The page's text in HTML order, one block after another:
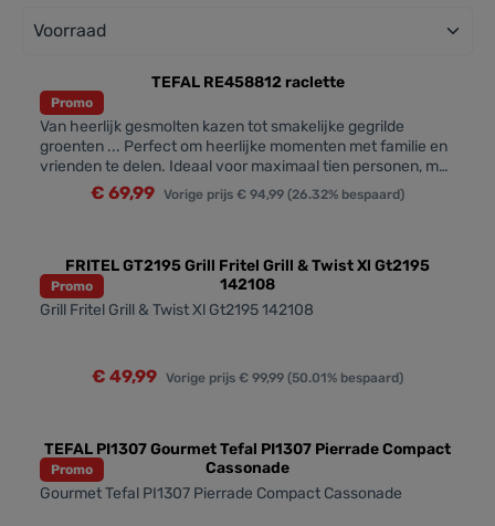
Promo
TEFAL RE458812 raclette
Van heerlijk gesmolten kazen tot smakelijke gegrilde
groenten ... Perfect om heerlijke momenten met familie en
vrienden te delen. Ideaal voor maximaal tien personen, met
een antiaanbaklaag en dubbele functionaliteit. Dit allemaal
met 15 jaar herstelbaarheid.KENMERKENHoofdfunctie:
Zwart
€ 69,99 Vorige prijs € 94,99 (26.32% bespaard)
Promo
FRITEL GT2195 Grill Fritel Grill & Twist Xl Gt2195
142108
Grill Fritel Grill & Twist Xl Gt2195 142108
€ 49,99 Vorige prijs € 99,99 (50.01% bespaard)
Promo
TEFAL PI1307 Gourmet Tefal PI1307 Pierrade Compact
Cassonade
Gourmet Tefal PI1307 Pierrade Compact Cassonade